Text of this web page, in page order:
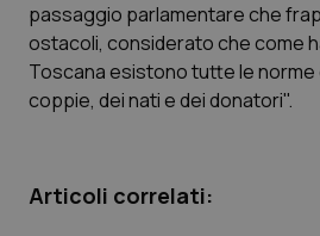
Emilia-Romagna
Friuli Venezia Giulia
Colesterolo &
Dermatite Atopica
passaggio parlamentare che
ostacoli, considerato che come
Toscana esistono tutte le
coppie, dei nati e dei donatori".
Articoli correlati: